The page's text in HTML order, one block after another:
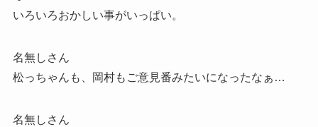
いろいろおかしい事がいっぱい。
名無しさん
松っちゃんも、岡村もご意見番みたいになったなぁ…
名無しさん